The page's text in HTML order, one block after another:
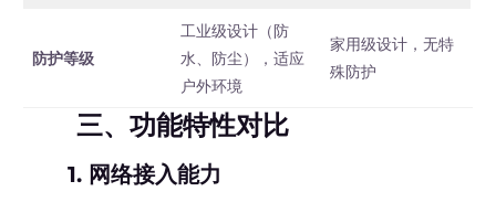
防护等级
工业级设计（防
水、防尘），适应
户外环境
家用级设计，无特
殊防护
三、功能特性对比
1. 网络接入能力